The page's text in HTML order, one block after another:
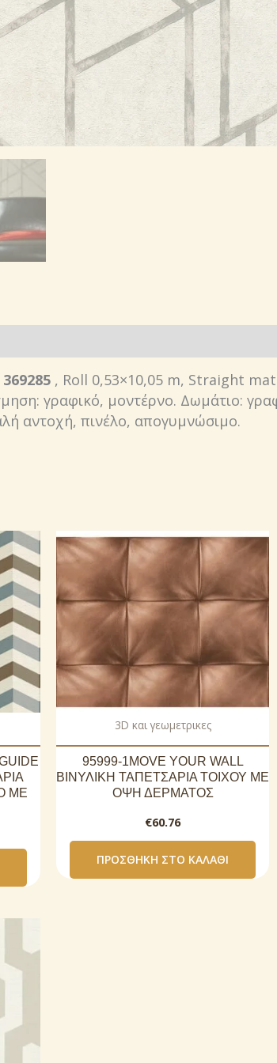
, Roll 0,53×10,05 m, Straight
γραφικό, μοντέρνο. Δωμάτιο:
αντοχή, πινέλο, απογυμνώσιμο.
ΜΕ
3D και γεωμετρικες
95999-1MOVE YOUR WALL
ΒΙΝΥΛΙΚΗ ΤΑΠΕΤΣΑΡΙΑ ΤΟΙΧΟΥ ΜΕ
ΟΨΗ ΔΕΡΜΑΤΟΣ
€60.76
ΠΡΟΣΘΉΚΗ ΣΤΟ ΚΑΛΆΘΙ